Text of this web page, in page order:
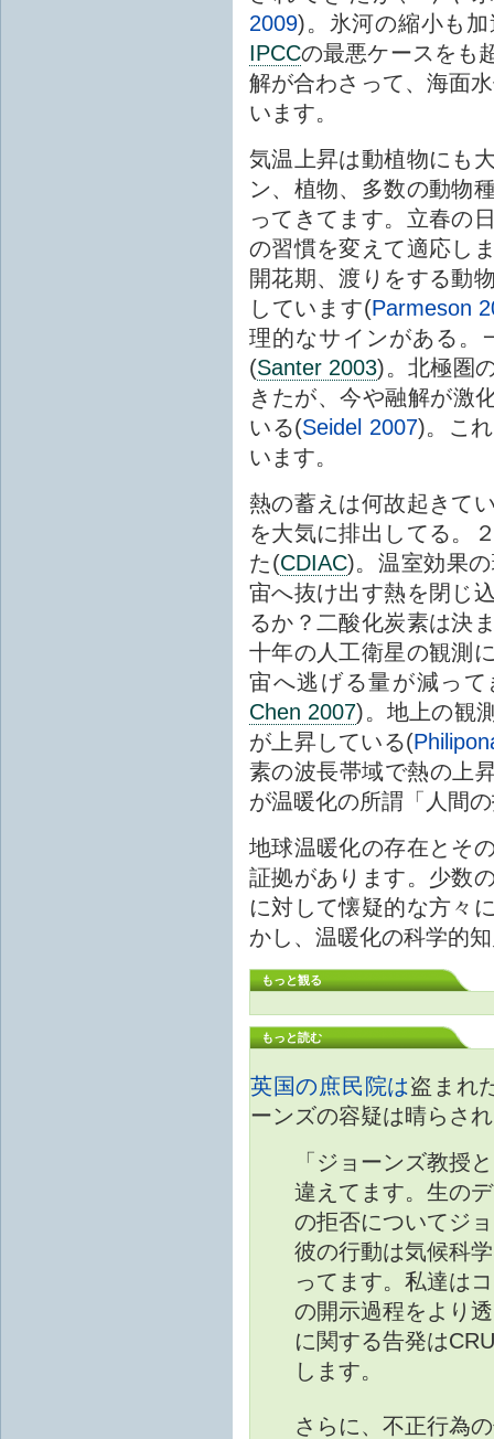
2009)。氷河の縮小も
IPCCの最悪ケースをも
解が合わさって、海面
います。
気温上昇は動植物にも
ン、植物、多数の動物
ってきてます。立春の
の習慣を変えて適応し
開花期、渡りをする動
しています(Parmeson
理的なサインがある。
(Santer 2003)。北極圏
きたが、今や融解が激
いる(Seidel 2007)。こ
います。
熱の蓄えは何故起きて
を大気に排出してる。
た(CDIAC)。温室効果
宙へ抜け出す熱を閉じ
るか？二酸化炭素は決
十年の人工衛星の観測
宙へ逃げる量が減っ
Chen 2007)。地上の観
が上昇している(
素の波長帯域で熱の上
が温暖化の所謂「人間
地球温暖化の存在とそ
証拠があります。少数
に対して懐疑的な方々
かし、温暖化の科学的
もっと観る
もっと読む
英国の庶民院は盗まれ
ーンズの容疑は晴らさ
「ジョーンズ教授
違えてます。生の
の拒否についてジ
彼の行動は気候科
ってます。私達は
の開示過程をより
に関する告発は
します。
さらに、不正行為